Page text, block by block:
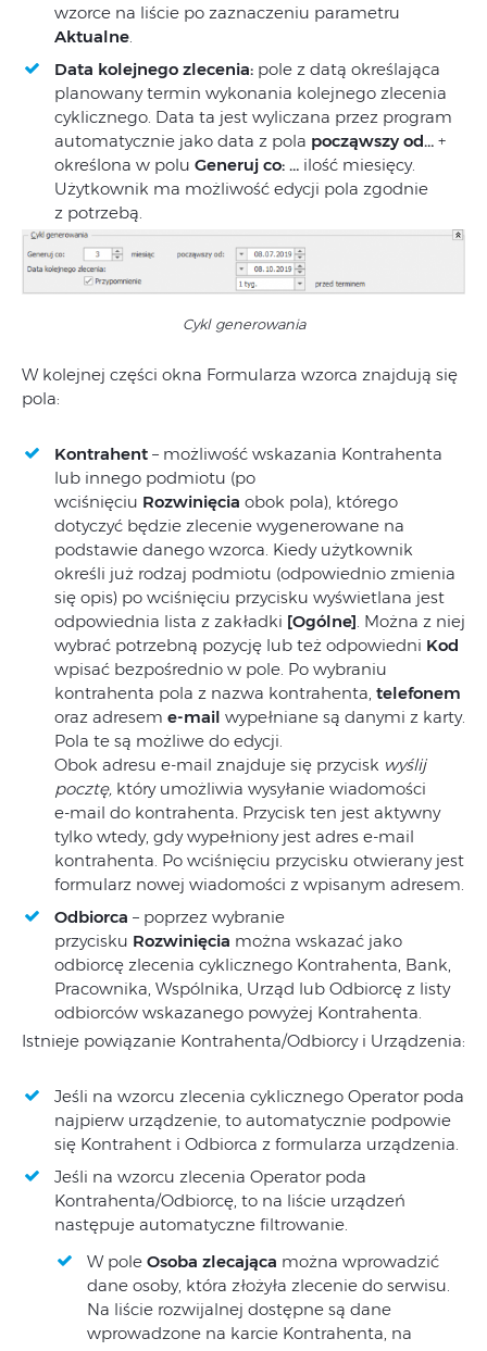
wzorce na liście po zaznaczeniu parametru
Aktualne.
Data kolejnego zlecenia: pole z datą określająca
planowany termin wykonania kolejnego zlecenia
cyklicznego. Data ta jest wyliczana przez program
automatycznie jako data z pola począwszy od… +
określona w polu Generuj co: … ilość miesięcy.
Użytkownik ma możliwość edycji pola zgodnie
z potrzebą.
Cykl generowania
W kolejnej części okna Formularza wzorca znajdują się
pola:
Kontrahent – możliwość wskazania Kontrahenta
lub innego podmiotu (po
wciśnięciu Rozwinięcia obok pola), którego
dotyczyć będzie zlecenie wygenerowane na
podstawie danego wzorca. Kiedy użytkownik
określi już rodzaj podmiotu (odpowiednio zmienia
się opis) po wciśnięciu przycisku wyświetlana jest
odpowiednia lista z zakładki [Ogólne]. Można z niej
wybrać potrzebną pozycję lub też odpowiedni Kod
wpisać bezpośrednio w pole. Po wybraniu
kontrahenta pola z nazwa kontrahenta, telefonem
oraz adresem e‑mail wypełniane są danymi z karty.
Pola te są możliwe do edycji.
Obok adresu e-mail znajduje się przycisk wyślij
pocztę, który umożliwia wysyłanie wiadomości
e‑mail do kontrahenta. Przycisk ten jest aktywny
tylko wtedy, gdy wypełniony jest adres e-mail
kontrahenta. Po wciśnięciu przycisku otwierany jest
formularz nowej wiadomości z wpisanym adresem.
Odbiorca – poprzez wybranie
przycisku Rozwinięcia można wskazać jako
odbiorcę zlecenia cyklicznego Kontrahenta, Bank,
Pracownika, Wspólnika, Urząd lub Odbiorcę z listy
odbiorców wskazanego powyżej Kontrahenta.
Istnieje powiązanie Kontrahenta/Odbiorcy i Urządzenia:
Jeśli na wzorcu zlecenia cyklicznego Operator poda
najpierw urządzenie, to automatycznie podpowie
się Kontrahent i Odbiorca z formularza urządzenia.
Jeśli na wzorcu zlecenia Operator poda
Kontrahenta/Odbiorcę, to na liście urządzeń
następuje automatyczne filtrowanie.
W pole Osoba zlecająca można wprowadzić
dane osoby, która złożyła zlecenie do serwisu.
Na liście rozwijalnej dostępne są dane
wprowadzone na karcie Kontrahenta, na